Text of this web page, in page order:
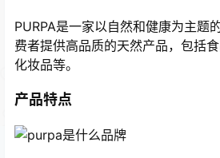
PURPA是一家以自然和健康为主题
费者提供高品质的天然产品，包括
化妆品等。
产品特点